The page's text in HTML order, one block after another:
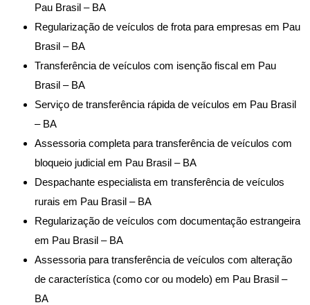
Pau Brasil – BA
Regularização de veículos de frota para empresas em Pau
Brasil – BA
Transferência de veículos com isenção fiscal em Pau
Brasil – BA
Serviço de transferência rápida de veículos em Pau Brasil
– BA
Assessoria completa para transferência de veículos com
bloqueio judicial em Pau Brasil – BA
Despachante especialista em transferência de veículos
rurais em Pau Brasil – BA
Regularização de veículos com documentação estrangeira
em Pau Brasil – BA
Assessoria para transferência de veículos com alteração
de característica (como cor ou modelo) em Pau Brasil –
BA